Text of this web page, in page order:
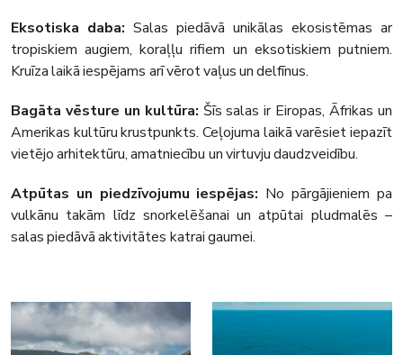
Eksotiska daba: Salas piedāvā unikālas ekosistēmas ar
tropiskiem augiem, koraļļu rifiem un eksotiskiem putniem.
Kruīza laikā iespējams arī vērot vaļus un delfīnus.
Bagāta vēsture un kultūra: Šīs salas ir Eiropas, Āfrikas un
Amerikas kultūru krustpunkts. Ceļojuma laikā varēsiet iepazīt
vietējo arhitektūru, amatniecību un virtuvju daudzveidību.
Atpūtas un piedzīvojumu iespējas: No pārgājieniem pa
vulkānu takām līdz snorkelēšanai un atpūtai pludmalēs –
salas piedāvā aktivitātes katrai gaumei.